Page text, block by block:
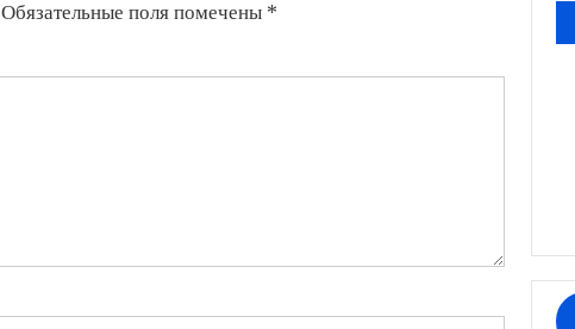
Обязательные поля помечены *